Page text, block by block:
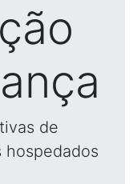
de
hospedados